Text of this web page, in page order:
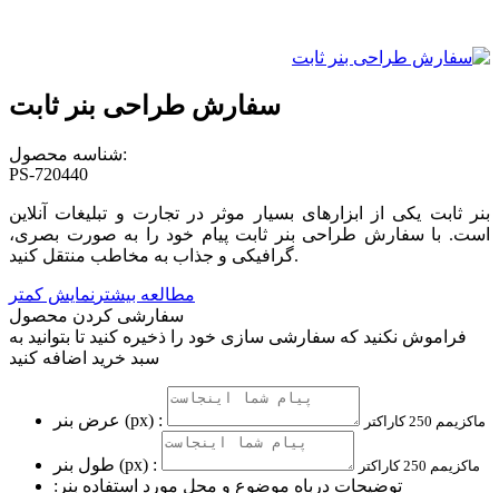
سفارش طراحی بنر ثابت
شناسه محصول:
PS-720440
بنر ثابت یکی از ابزارهای بسیار موثر در تجارت و تبلیغات آنلاین
است. با سفارش طراحی بنر ثابت پیام خود را به صورت بصری،
گرافیکی و جذاب به مخاطب منتقل کنید.
مطالعه بیشتر نمایش کمتر
سفارشی کردن محصول
فراموش نکنید که سفارشی سازی خود را ذخیره کنید تا بتوانید به
سبد خرید اضافه کنید
عرض بنر (px) : ماکزیمم 250 کاراکتر
طول بنر (px) : ماکزیمم 250 کاراکتر
توضیحات درباه موضوع و محل مورد استفاده بنر: